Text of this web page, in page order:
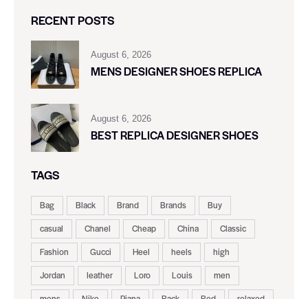
RECENT POSTS
August 6, 2026
MENS DESIGNER SHOES REPLICA
August 6, 2026
BEST REPLICA DESIGNER SHOES
TAGS
Bag Black Brand Brands
Buy
casual
Chanel Cheap China
Classic
Fashion
Gucci Heel heels
high
Jordan
leather Loro Louis
men